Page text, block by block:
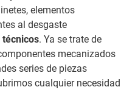
elementos
al desgaste
. Ya se trate de
mecanizados
series de piezas
cualquier necesidad